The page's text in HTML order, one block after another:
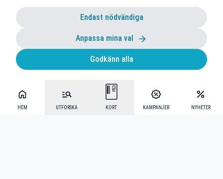
HEM UTFORSKA KORT KAMPANJER NYHETER
Endast nödvändiga
Anpassa mina val
Godkänn alla